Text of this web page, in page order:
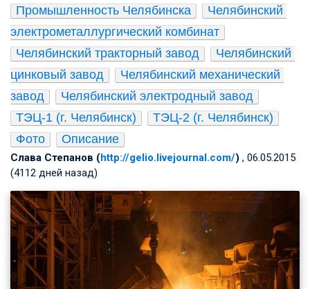
Промышленность Челябинска
Челябинский
электрометаллургический комбинат
Челябинский тракторный завод
Челябинский
цинковый завод
Челябинский механический
завод
Челябинский электродный завод
ТЭЦ-1 (г. Челябинск)
ТЭЦ-2 (г. Челябинск)
Фото
Описание
Слава Степанов (http://gelio.livejournal.com/) , 06.05.2015
(4112 дней назад)